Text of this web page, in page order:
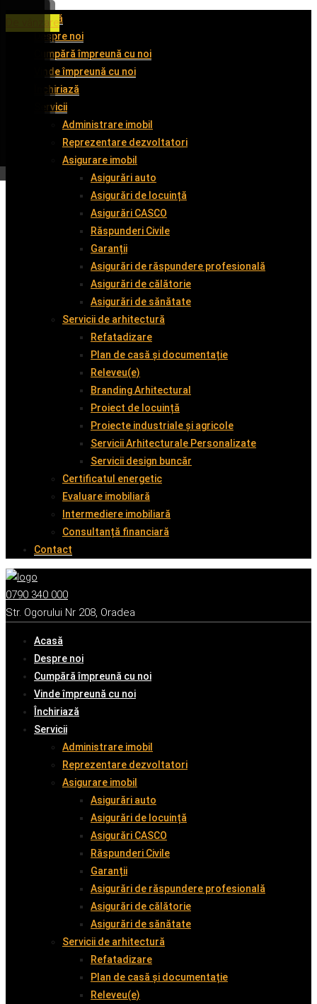
Acasă
Despre noi
Cumpără împreună cu noi
Vinde împreună cu noi
Închiriază
Servicii
Administrare imobil
Reprezentare dezvoltatori
Asigurare imobil
Asigurări auto
Asigurări de locuință
Asigurări CASCO
Răspunderi Civile
Garanții
Asigurări de răspundere profesională
Asigurări de călătorie
Asigurări de sănătate
Servicii de arhitectură
Refatadizare
Plan de casă și documentație
Releveu(e)
Branding Arhitectural
Proiect de locuință
Proiecte industriale și agricole
Servicii Arhitecturale Personalizate
Servicii design buncăr
Certificatul energetic
Evaluare imobiliară
Intermediere imobiliară
Consultanță financiară
Contact
0790 340 000
Str. Ogorului Nr 208, Oradea
Acasă
Despre noi
Cumpără împreună cu noi
Vinde împreună cu noi
Închiriază
Servicii
Administrare imobil
Reprezentare dezvoltatori
Asigurare imobil
Asigurări auto
Asigurări de locuință
Asigurări CASCO
Răspunderi Civile
Garanții
Asigurări de răspundere profesională
Asigurări de călătorie
Asigurări de sănătate
Servicii de arhitectură
Refatadizare
Plan de casă și documentație
Releveu(e)
De închiriat
De închiriat
De închiriat
De vânzare